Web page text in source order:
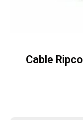
Cable
Herramientas